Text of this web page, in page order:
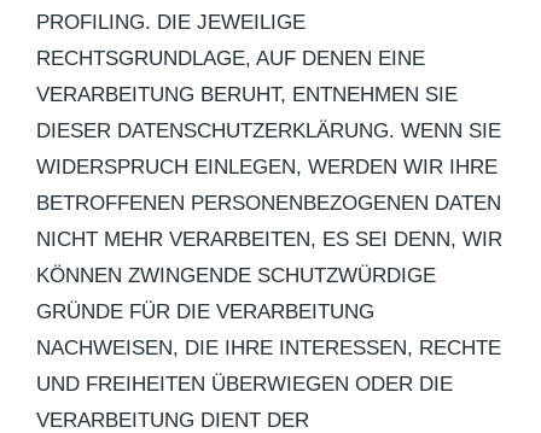
PROFILING. DIE JEWEILIGE
RECHTSGRUNDLAGE, AUF DENEN EINE
VERARBEITUNG BERUHT, ENTNEHMEN SIE
DIESER DATENSCHUTZERKLÄRUNG. WENN SIE
WIDERSPRUCH EINLEGEN, WERDEN WIR IHRE
BETROFFENEN PERSONENBEZOGENEN DATEN
NICHT MEHR VERARBEITEN, ES SEI DENN, WIR
KÖNNEN ZWINGENDE SCHUTZWÜRDIGE
GRÜNDE FÜR DIE VERARBEITUNG
NACHWEISEN, DIE IHRE INTERESSEN, RECHTE
UND FREIHEITEN ÜBERWIEGEN ODER DIE
VERARBEITUNG DIENT DER